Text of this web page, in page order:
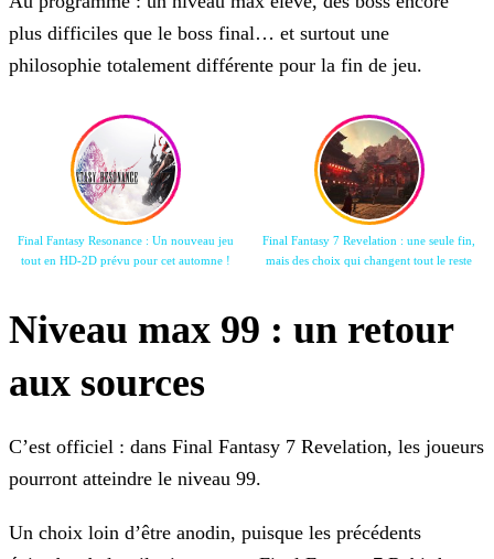
plus difficiles que le boss final… et surtout une
philosophie totalement différente pour la fin de jeu.
Final Fantasy Resonance : Un nouveau jeu
tout en HD-2D prévu pour cet automne !
Final Fantasy 7 Revelation : une seule fin,
mais des choix qui changent tout le reste
Niveau max 99 : un retour
aux sources
C’est officiel : dans Final Fantasy 7 Revelation, les joueurs
pourront atteindre le niveau 99.
Un choix loin d’être anodin, puisque les précédents